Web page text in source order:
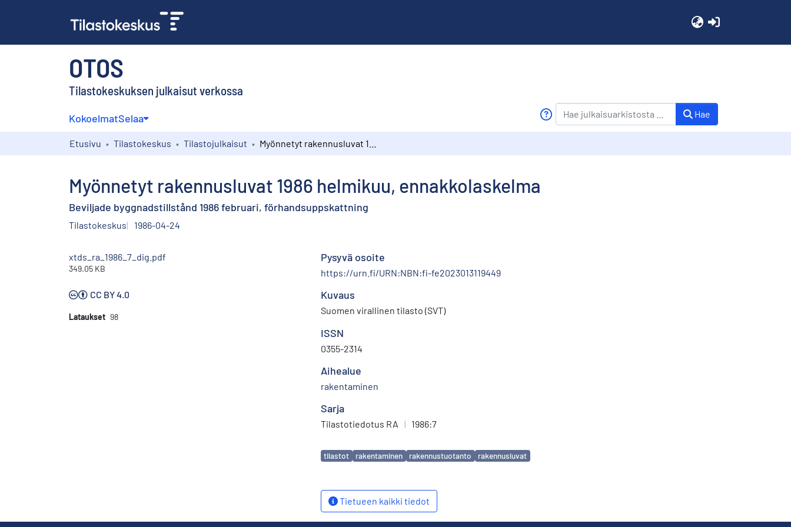
OTOS
Tilastokeskuksen julkaisut verkossa
KokoelmatSelaa Hae
Etusivu Tilastokeskus Tilastojulkaisut
Myönnetyt rakennusluvat 1986 helmikuu, ennakkolaskelma
Beviljade byggnadstillstånd 1986 februari, förhandsuppskattning
Tilastokeskus 1986-04-24
xtds_ra_1986_7_dig.pdf
349.05 KB
CC BY 4.0
Lataukset 98
Pysyvä osoite
https://urn.fi/URN:NBN:fi-fe2023013119449
Kuvaus
Suomen virallinen tilasto (SVT)
ISSN
0355-2314
Aihealue
rakentaminen
Sarja
Tilastotiedotus RA | 1986:7
Avainsanat
tilastot rakentaminen rakennustuotanto rakennusluvat
Tietueen kaikki tiedot